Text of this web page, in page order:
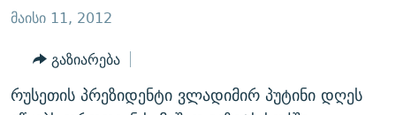
დაბრუნება
ძიებაზე
დაბრუნება
ᲔᲙᲝᲜᲝᲛᲘᲙᲐ
ᲡᲐᲖᲝᲒᲐᲓᲝᲔᲑᲐ
ᲡᲞᲝᲠᲢᲘ
ᲑᲚᲝᲒᲔᲑᲘ
ᲞᲝᲓᲙᲐᲡᲢᲔᲑᲘ
ᲜᲘᲙᲝᲡ ᲞᲝᲓᲙᲐᲡᲢᲘ
ᲗᲐᲕᲘᲡᲣᲤᲚᲔᲑᲘᲡ ᲛᲝᲜᲘᲢᲝᲠᲘ
მაისი 11, 2012
გაზიარება
რუსეთის პრეზიდენტი ვლადიმირ პუტინი დღეს